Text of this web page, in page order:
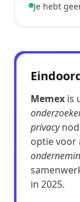
Je hebt
Memex is
privacy
optie voor
in 2025.